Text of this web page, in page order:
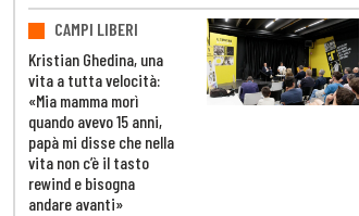
CAMPI LIBERI
Kristian Ghedina, una
vita a tutta velocità:
«Mia mamma morì
quando avevo 15 anni,
papà mi disse che nella
vita non c’è il tasto
rewind e bisogna
andare avanti»